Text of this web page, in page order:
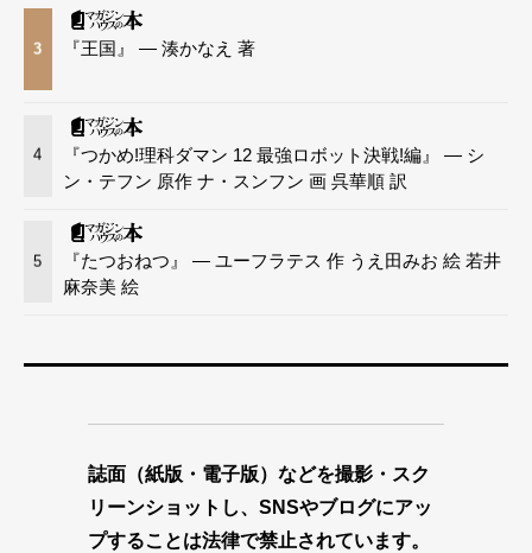
3 『王国』 — 湊かなえ 著
4
『つかめ!理科ダマン 12 最強ロボット決戦!編』 — シ
ン・テフン 原作 ナ・スンフン 画 呉華順 訳
5
『たつおねつ』 — ユーフラテス 作 うえ田みお 絵 若井
麻奈美 絵
誌面（紙版・電子版）などを撮影・スク
リーンショットし、SNSやブログにアッ
プすることは法律で禁止されています。